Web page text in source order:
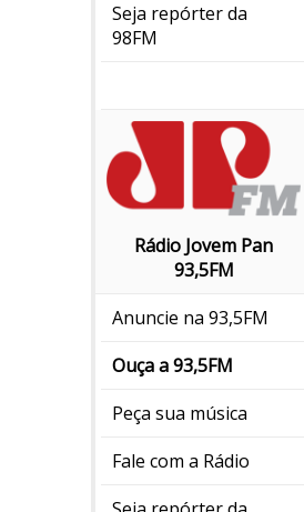
Seja repórter da
98FM
Rádio Jovem Pan
93,5FM
Anuncie na 93,5FM
Ouça a 93,5FM
Peça sua música
Fale com a Rádio